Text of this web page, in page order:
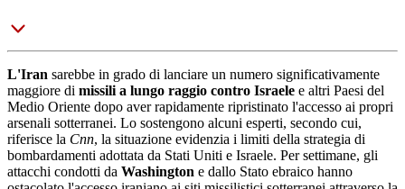
L'Iran sarebbe in grado di lanciare un numero significativamente
maggiore di missili a lungo raggio contro Israele e altri Paesi del
Medio Oriente dopo aver rapidamente ripristinato l'accesso ai propri
arsenali sotterranei. Lo sostengono alcuni esperti, secondo cui,
riferisce la Cnn, la situazione evidenzia i limiti della strategia di
bombardamenti adottata da Stati Uniti e Israele. Per settimane, gli
attacchi condotti da Washington e dallo Stato ebraico hanno